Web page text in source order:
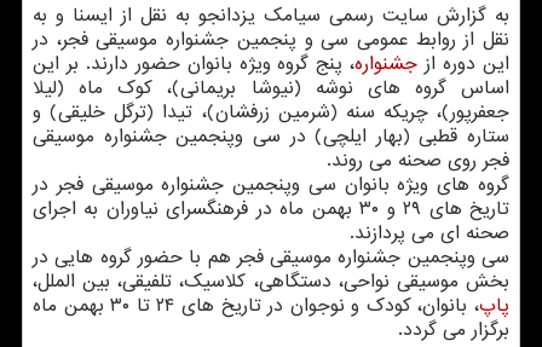
به گزارش سایت رسمی سیامك یزدانجو به نقل از ایسنا و به
نقل از روابط عمومی سی و پنجمین جشنواره موسیقی فجر، در
این دوره از جشنواره، پنج گروه ویژه بانوان حضور دارند. بر این
اساس گروه های نوشه (نیوشا بریمانی)، كوك ماه (لیلا
جعفرپور)، چریكه سنه (شرمین زرفشان)، تیدا (ترگل خلیقی) و
ستاره قطبی (بهار ایلچی) در سی وپنجمین جشنواره موسیقی
فجر روی صحنه می روند.
گروه های ویژه بانوان سی وپنجمین جشنواره موسیقی فجر در
تاریخ های ۲۹ و ۳۰ بهمن ماه در فرهنگسرای نیاوران به اجرای
صحنه ای می پردازند.
سی وپنجمین جشنواره موسیقی فجر هم با حضور گروه هایی در
بخش موسیقی نواحی، دستگاهی، كلاسیك، تلفیقی، بین الملل،
پاپ
، بانوان، كودك و نوجوان در تاریخ های ۲۴ تا ۳۰ بهمن ماه
برگزار می گردد.